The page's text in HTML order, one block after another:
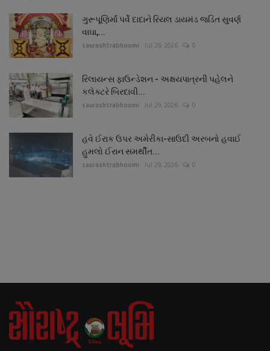
ગુરૂપૂણિર્માં પર્વે દાદાને રિયલ ડાયમંડ જડિત સુવર્ણ
વાઘા,...
saurashtrabhoomi Jul 29, 2026 0
રિલાયન્સ ફાઉન્ડેશન - અક્ષયપાત્રની પહેલને
કલેક્ટરે બિરદાવી...
saurashtrabhoomi Jul 29, 2026 0
હવે ઈરાક ઉપર અમેરીકા-સાઉદી અરબનો હવાઈ
હુમલો ઈરાન સમર્થીત...
saurashtrabhoomi Jul 29, 2026 0